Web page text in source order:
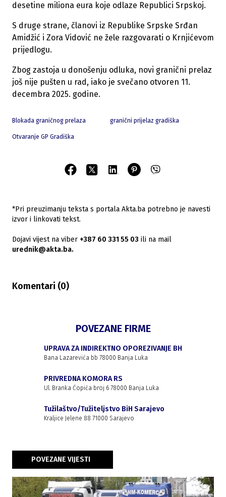
desetine miliona eura koje odlaze Republici Srpskoj.
S druge strane, članovi iz Republike Srpske Srđan
Amidžić i Zora Vidović ne žele razgovarati o Krnjićevom
prijedlogu.
Zbog zastoja u donošenju odluka, novi granični prelaz
još nije pušten u rad, iako je svečano otvoren 11.
decembra 2025. godine.
Blokada graničnog prelaza granični prijelaz gradiška
Otvaranje GP Gradiška
*Pri preuzimanju teksta s portala Akta.ba potrebno je navesti
izvor i linkovati tekst.
Dojavi vijest na viber +387 60 331 55 03 ili na mail
urednik@akta.ba.
Komentari (0)
POVEZANE FIRME
UPRAVA ZA INDIREKTNO OPOREZIVANJE BH
Bana Lazarevića bb 78000 Banja Luka
PRIVREDNA KOMORA RS
Ul. Branka Ćopića broj 6 78000 Banja Luka
Tužilaštvo/Tužiteljstvo BiH Sarajevo
Kraljice Jelene 88 71000 Sarajevo
POVEZANE VIJESTI